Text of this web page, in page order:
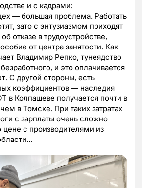
и с кадрами:
— большая проблема. Работать
зато с энтузиазмом приходят
отказе в трудоустройстве,
от центра занятости. Как
Владимир Репко, тунеядство
и это оплачивается
С другой стороны, есть
коэффициентов — наследия
в Колпашеве получается почти в
в Томске. При таких затратах
с зарплаты очень сложно
цене с производителями из